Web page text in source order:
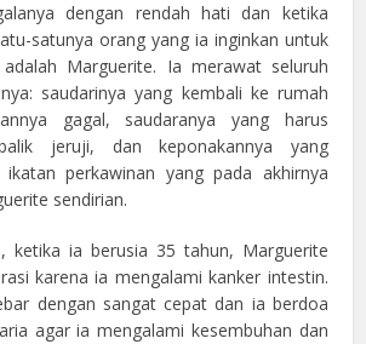
dengan rendah hati dan ketika
satunya orang yang ia inginkan untuk
adalah Marguerite. Ia merawat seluruh
saudarinya yang kembali ke rumah
gagal, saudaranya yang harus
jeruji, dan keponakannya yang
perkawinan yang pada akhirnya
sendirian.
ketika ia berusia 35 tahun, Marguerite
karena ia mengalami kanker intestin.
dengan sangat cepat dan ia berdoa
agar ia mengalami kesembuhan dan